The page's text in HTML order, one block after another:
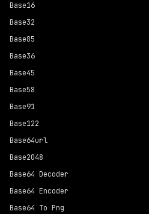
Base16
Base32
Base85
Base36
Base45
Base58
Base91
Base122
Base64url
Base2048
Base64 Decoder
Base64 Encoder
Base64 To Png